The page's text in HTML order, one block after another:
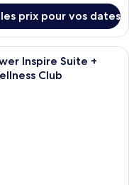
prix pour vos dates
d’hôtel moderne avec
Inspire Suite +
Club